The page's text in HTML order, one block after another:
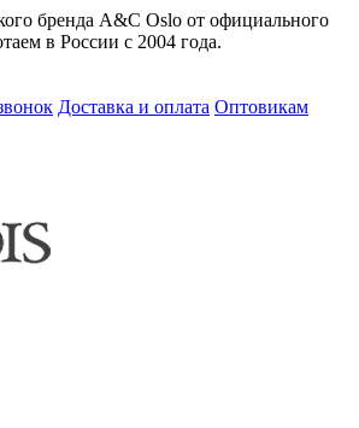
бренда A&C Oslo от официального
в России с 2004 года.
Доставка и оплата Оптовикам